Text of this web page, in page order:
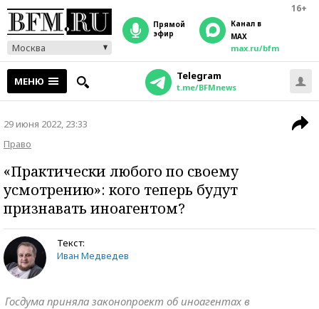
16+
Москва
прямой
эфир
Канал в
MAX
max.ru/bfm
МЕНЮ Telegram
t.me/BFMnews
29 июня 2022, 23:33
Право
«Практически любого по своему
усмотрению»: кого теперь будут
признавать иноагентом?
Текст:
Иван Медведев
Госдума приняла законопроект об иноагентах в